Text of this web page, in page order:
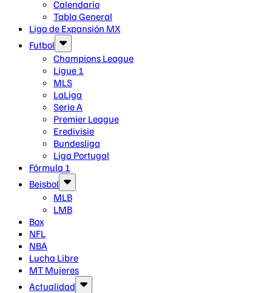
Calendario
Tabla General
Liga de Expansión MX
Futbol
Champions League
Ligue 1
MLS
LaLiga
Serie A
Premier League
Eredivisie
Bundesliga
Liga Portugal
Fórmula 1
Beisbol
MLB
LMB
Box
NFL
NBA
Lucha Libre
MT Mujeres
Actualidad